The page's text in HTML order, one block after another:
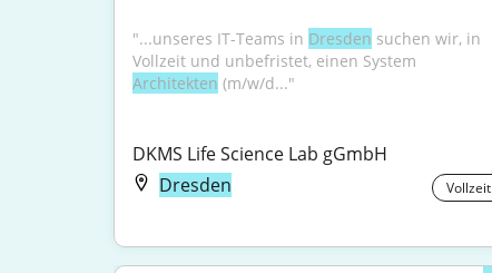
"...unseres IT-Teams in Dresden suchen wir, in
Architekten (m/w/d..."
DKMS Life Science Lab gGmbH
Dresden
Vollzeit